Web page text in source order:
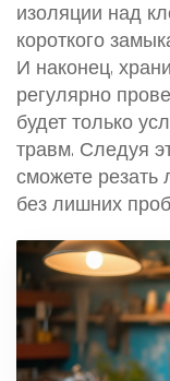
изоляции над
короткого
И наконец,
регулярно
будет только
травм. Следуя
сможете резать
без лишних